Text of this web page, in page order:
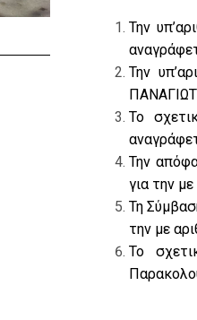
Την
Την
Το
Την
για την
Τη
την με
Το